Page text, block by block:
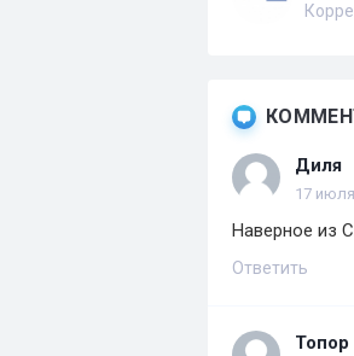
Диля
17
Наверное из
Ответить
Топор